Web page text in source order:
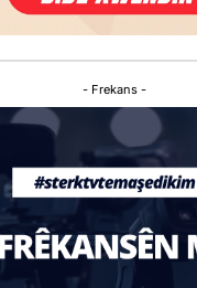
- Frekans -